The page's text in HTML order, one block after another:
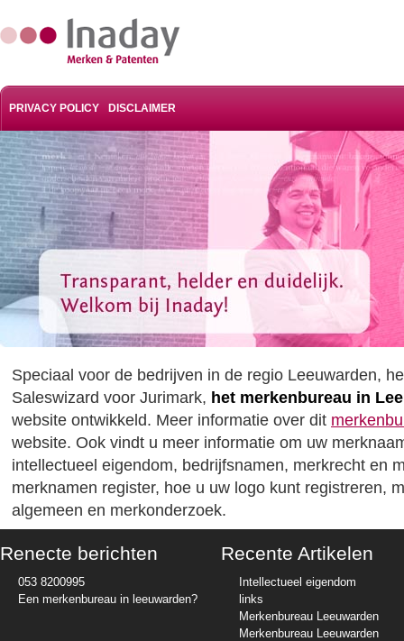
PRIVACY POLICY DISCLAIMER
Speciaal voor de bedrijven in de regio Leeuwarden,
Saleswizard voor Jurimark, het merkenbureau in
website ontwikkeld. Meer informatie over dit
website. Ook vindt u meer informatie om uw
intellectueel eigendom, bedrijfsnamen, merkrecht en
merknamen register, hoe u uw logo kunt registreren,
algemeen en merkonderzoek.
Renecte berichten
053 8200995
Een merkenbureau in leeuwarden?
Recente Artikelen
Intellectueel eigendom
links
Merkenbureau Leeuwarden
Merkenbureau Leeuwarden